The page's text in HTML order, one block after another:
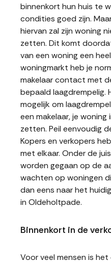
binnenkort hun huis te
condities goed zijn.
hiervan zal zijn woning
zetten. Dit komt
van een woning een
woningmarkt heb je
makelaar contact met
bepaald laagdrempelig.
mogelijk om
een makelaar, je
zetten. Peil eenvoudig
Kopers en verkopers
met elkaar. Onder de
worden gegaan op de
wachten op woningen
dan eens naar het
in Oldeholtpade.
Binnenkort in de
Voor veel mensen is